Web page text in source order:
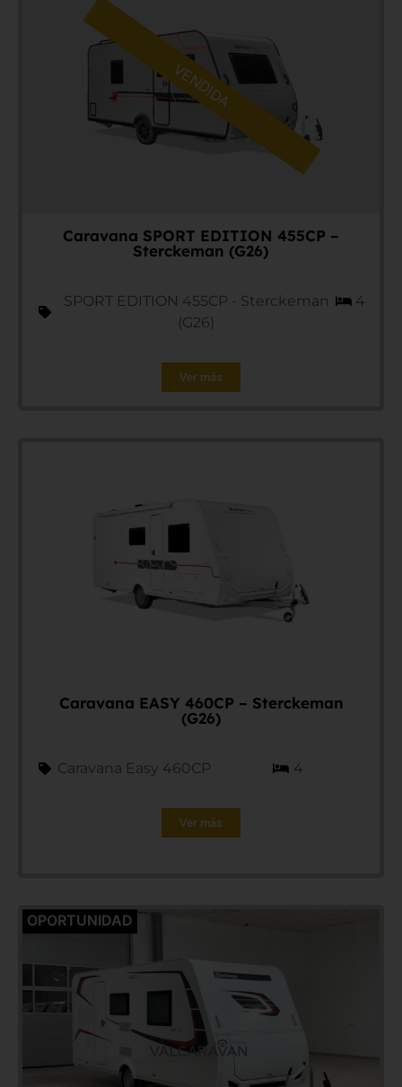
VENDIDA
Caravana SPORT EDITION 455CP –
Sterckeman (G26)
SPORT EDITION 455CP - Sterckeman
(G26)
4
Ver más
Caravana EASY 460CP – Sterckeman
(G26)
Caravana Easy 460CP 4
Ver más
OPORTUNIDAD